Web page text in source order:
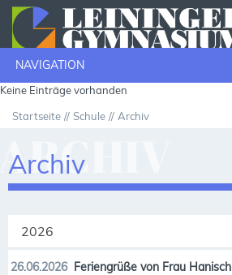
NAVIGATION
Keine Einträge vorhanden
Startseite Schule Archiv
Archiv
2026
26.06.2026 Feriengrüße von Frau Hanisch